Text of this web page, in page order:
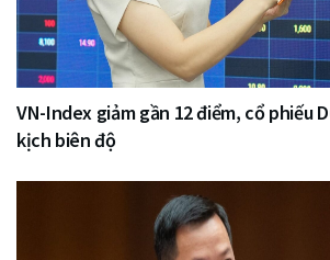
VN-Index giảm gần 12 điểm, cổ phiếu
kịch biên độ